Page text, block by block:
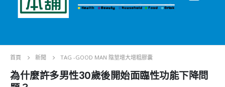
首頁 新聞 TAG -GOOD MAN 陰莖增大增粗膠囊
為什麼許多男性30歲後開始面臨性功能下降問